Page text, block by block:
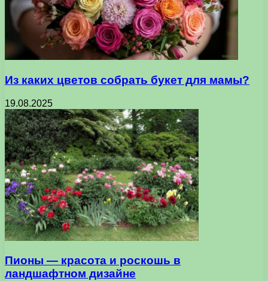
Из каких цветов собрать букет для мамы?
19.08.2025
Пионы — красота и роскошь в
ландшафтном дизайне